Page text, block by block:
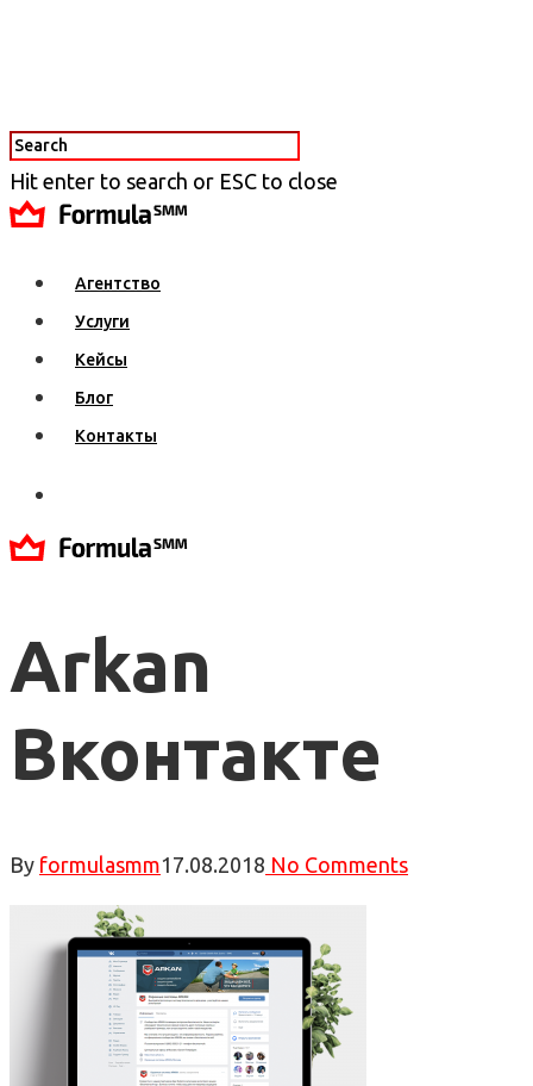
Hit enter to search or ESC to close
Агентство
Услуги
Кейсы
Блог
Контакты
Arkan
Вконтакте
By formulasmm17.08.2018 No Comments